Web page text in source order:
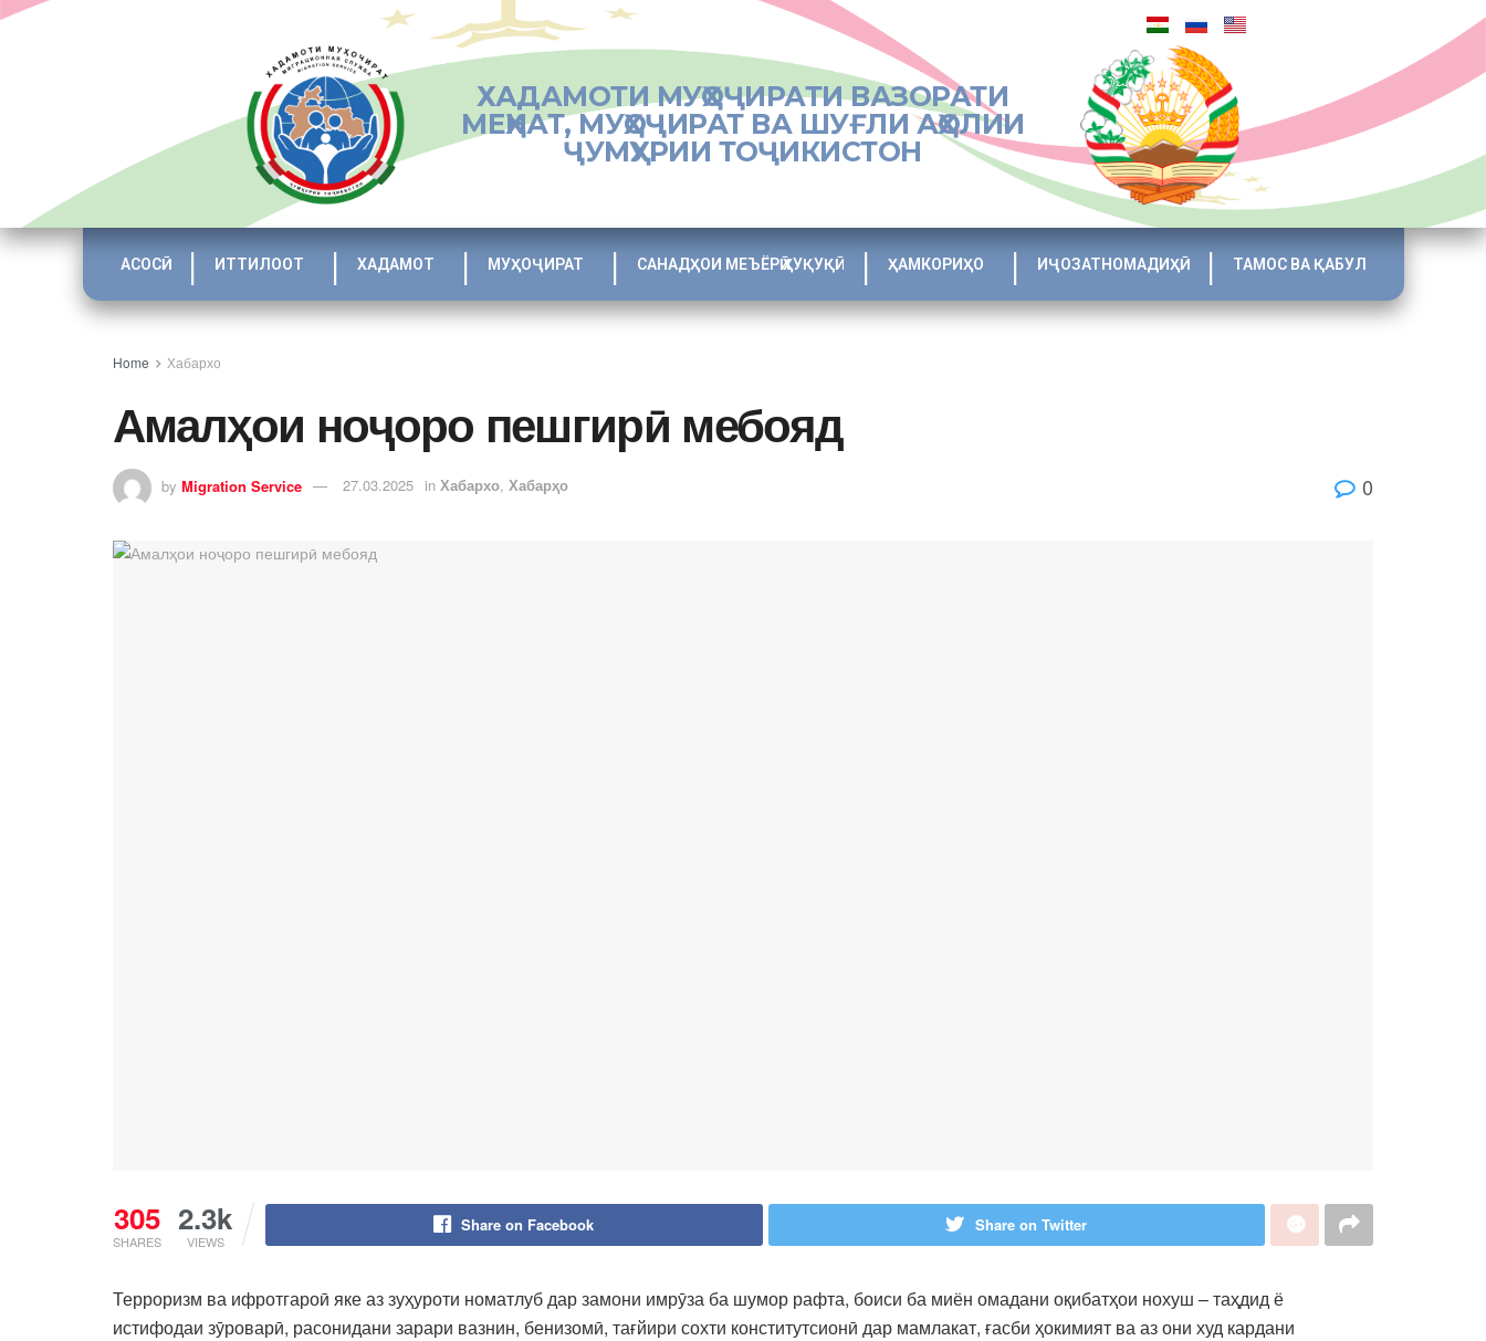
ХАДАМОТИ МУҲОҶИРАТИ ВАЗОРАТИ
МЕҲНАТ, МУҲОҶИРАТ ВА ШУҒЛИ АҲОЛИИ
ҶУМҲУРИИ ТОҶИКИСТОН
АСОСӢ ИТТИЛООТ ХАДАМОТ МУҲОҶИРАТ САНАДҲОИ МЕЪЁРӢ ҲУҚУҚӢ ҲАМКОРИҲО ИҶОЗАТНОМАДИҲӢ ТАМОС ВА ҚАБУЛ
Home Хабархо
Амалҳои ноҷоро пешгирӣ мебояд
by Migration Service 27.03.2025 in Хабархо, Хабарҳо 0
305
SHARES
2.3k
VIEWS
Share on Facebook Share on Twitter
Терроризм ва ифротгароӣ яке аз зуҳуроти номатлуб дар замони имрӯза ба шумор рафта, боиси ба миён омадани оқибатҳои нохуш – таҳдид ё
истифодаи зӯроварӣ, расонидани зарари вазнин, бенизомӣ, тағйири сохти конститутсионӣ дар мамлакат, ғасби ҳокимият ва аз они худ кардани